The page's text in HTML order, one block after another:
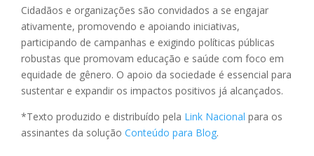
Cidadãos e organizações são convidados a se engajar
ativamente, promovendo e apoiando iniciativas,
participando de campanhas e exigindo políticas públicas
robustas que promovam educação e saúde com foco em
equidade de gênero. O apoio da sociedade é essencial para
sustentar e expandir os impactos positivos já alcançados.
*Texto produzido e distribuído pela Link Nacional para os
assinantes da solução Conteúdo para Blog.